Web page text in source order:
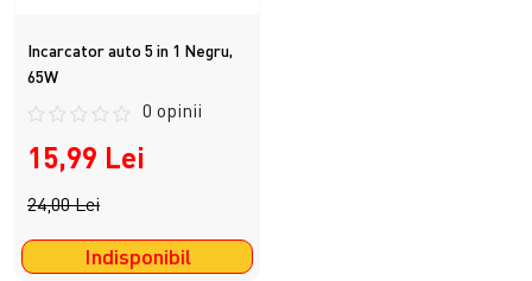
Incarcator auto 5 in 1 Negru,
65W
0 opinii
15,99 Lei
24,00 Lei
Indisponibil